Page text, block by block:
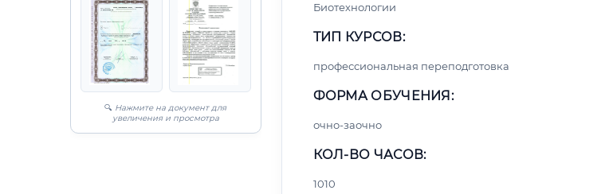
🔍 Нажмите на документ для
увеличения и просмотра
Биотехнологии
ТИП КУРСОВ:
профессиональная переподготовка
ФОРМА ОБУЧЕНИЯ:
очно-заочно
КОЛ-ВО ЧАСОВ:
1010